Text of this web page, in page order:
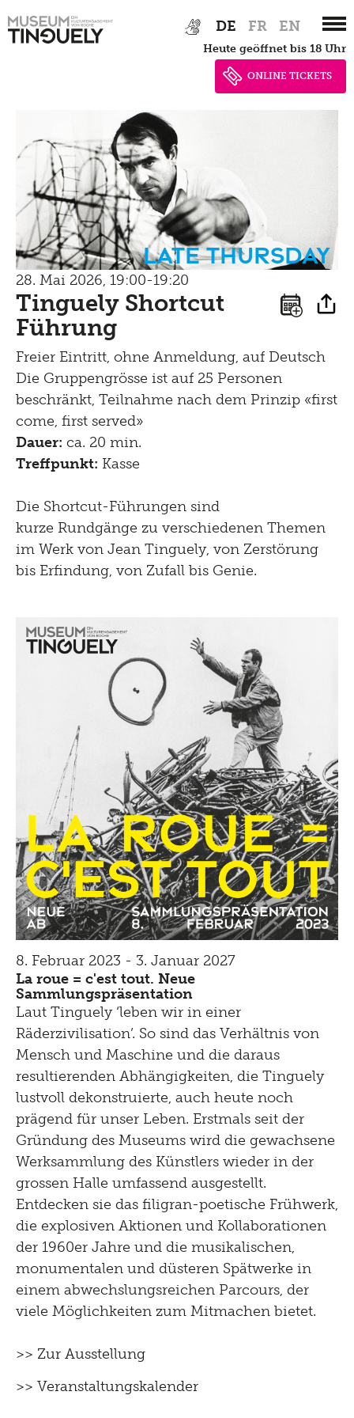
Hauptnavigation
to
DE FR EN
heute geöffnet bis 18 Uhr
ONLINE TICKETS
Late Thursday Menu
Late Thursday
28. Mai 2026, 19:00-19:20
Tinguely Shortcut
Führung
Freier Eintritt, ohne Anmeldung, auf Deutsch
Die Gruppengrösse ist auf 25 Personen
beschränkt, Teilnahme nach dem Prinzip «first
come, first served»
Dauer: ca. 20 min.
Treffpunkt: Kasse
Die Shortcut-Führungen sind
kurze Rundgänge zu verschiedenen Themen
im Werk von Jean Tinguely, von Zerstörung
bis Erfindung, von Zufall bis Genie.
8. Februar 2023 - 3. Januar 2027
La roue = c'est tout. Neue
Sammlungspräsentation
Laut Tinguely ‘leben wir in einer
Räderzivilisation’. So sind das Verhältnis von
Mensch und Maschine und die daraus
resultierenden Abhängigkeiten, die Tinguely
lustvoll dekonstruierte, auch heute noch
prägend für unser Leben. Erstmals seit der
Gründung des Museums wird die gewachsene
Werksammlung des Künstlers wieder in der
grossen Halle umfassend ausgestellt.
Entdecken sie das filigran-poetische Frühwerk,
die explosiven Aktionen und Kollaborationen
der 1960er Jahre und die musikalischen,
monumentalen und düsteren Spätwerke in
einem abwechslungsreichen Parcours, der
viele Möglichkeiten zum Mitmachen bietet.
>> Zur Ausstellung
>> Veranstaltungskalender